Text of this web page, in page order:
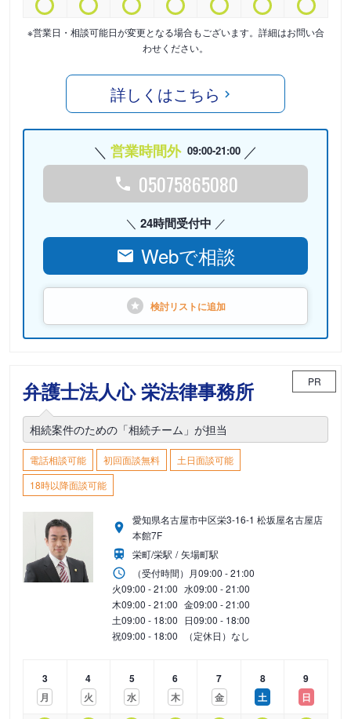
※営業日・相談可能日が変更となる場合もございます。詳細はお問い合
わせください。
詳しくはこちら
営業時間外 09:00-21:00
05075865080
24時間受付中
Webで相談
検討リストに追加
弁護士法人心 栄法律事務所 PR
相続案件のための「相続チーム」が担当
電話相談可能 初回面談無料
土日面談可能
18時以降面談可能
愛知県名古屋市中区栄3-16-1 松坂屋名古屋店
本館7F
栄町/栄駅
矢場町駅
（受付時間） 月09:00 - 21:00
火09:00 - 21:00 水09:00 - 21:00
木09:00 - 21:00 金09:00 - 21:00
土09:00 - 18:00 日09:00 - 18:00
祝09:00 - 18:00 （定休日）なし
3
月
4
火
5
水
6
木
7
金
8
土
9
日